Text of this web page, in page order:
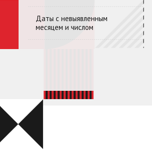
Даты с невыявленным
месяцем и числом